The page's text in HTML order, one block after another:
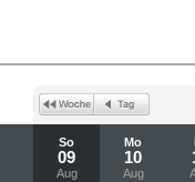
So
09
Aug
Mo
10
Aug